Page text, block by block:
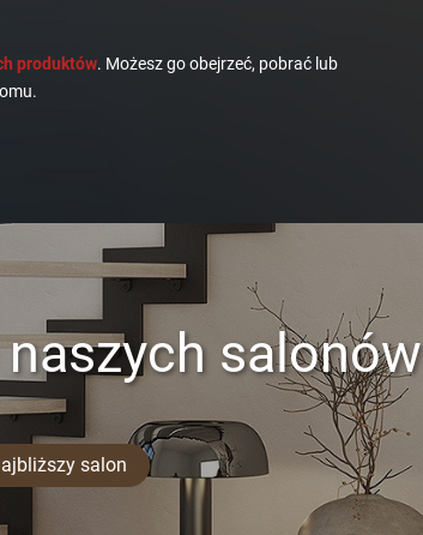
produktów. Możesz go obejrzeć, pobrać lub
salonów
salon